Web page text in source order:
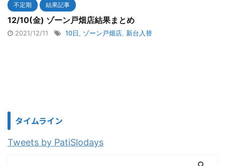
不定期 結果記事
12/10(金) ゾーン戸畑店結果まとめ
2021/12/11 10日 ゾーン戸畑店 新台入替
タイムライン
Tweets by PatiSlodays